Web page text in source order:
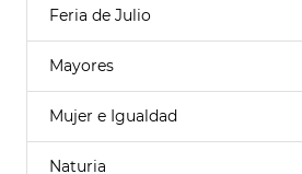
Feria de Julio
Mayores
Mujer e Igualdad
Naturia